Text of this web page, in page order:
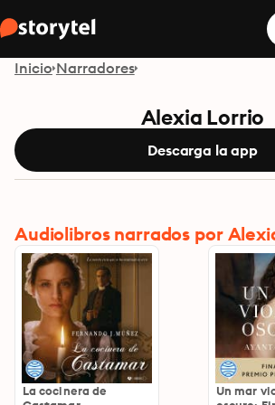
Inicio Narradores
Alexia Lorrio
Descarga la app
Audiolibros narrados por
La cocinera de
Un mar